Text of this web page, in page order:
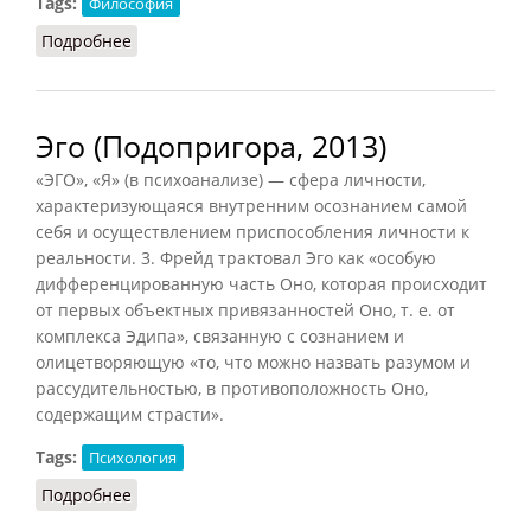
Подробнее
Эго (Подопригора, 2013)
«ЭГО», «Я» (в психоанализе) — сфера личности,
характеризующаяся внутренним осознанием самой
себя и осуществлением приспособления личности к
реальности. 3. Фрейд трактовал Эго как «особую
дифференцированную часть Оно, которая происходит
от первых объектных привязанностей Оно, т. е. от
комплекса Эдипа», связанную с сознанием и
олицетворяющую «то, что можно назвать разумом и
рассудительностью, в противоположность Оно,
содержащим страсти».
Tags:
Психология
Подробнее